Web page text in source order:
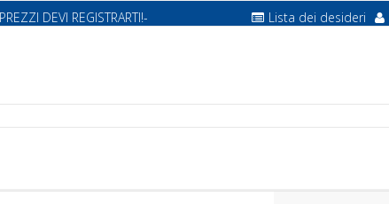
DEVI REGISTRARTI!- Lista dei desideri